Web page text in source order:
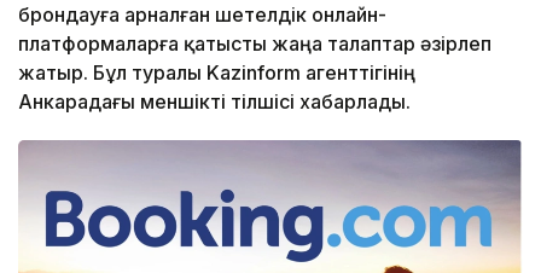
брондауға арналған шетелдік онлайн-
платформаларға қатысты жаңа талаптар әзірлеп
жатыр. Бұл туралы Kazinform агенттігінің
Анкарадағы меншікті тілшісі хабарлады.